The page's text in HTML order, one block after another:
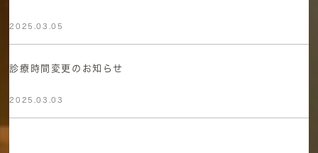
2025.03.05
診療時間変更のお知らせ
2025.03.03